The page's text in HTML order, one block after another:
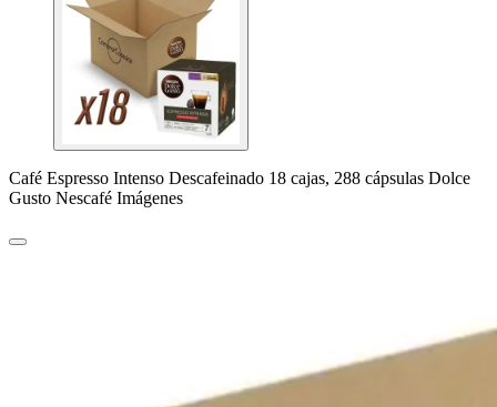
Café Espresso Intenso Descafeinado 18 cajas, 288 cápsulas Dolce
Gusto Nescafé Imágenes